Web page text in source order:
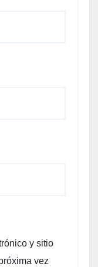
y sitio
vez